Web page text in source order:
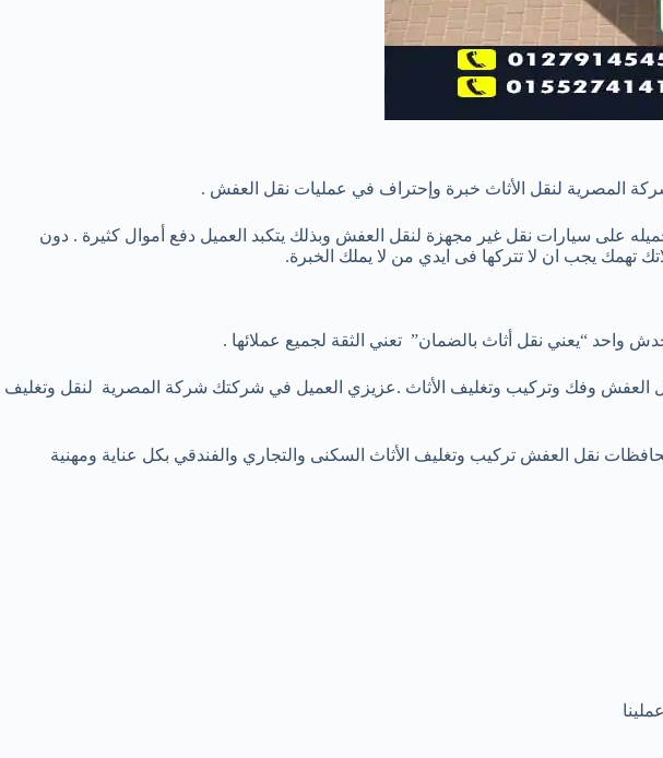
المصرية لنقل الأثاث خبرة وإحتراف في عمليات نقل العفش .
على سيارات نقل غير مجهزة لنقل العفش وبذلك يتكبد العميل دفع أموال كثيرة . دون
تهمك يجب ان ﻻ تتركها فى ايدي من ﻻ يملك الخبرة.
“يعني نقل أثاث بالضمان” تعني الثقة لجميع عملائها .
العفش وفك وتركيب وتغليف الأثاث .عزيزي العميل في شركتك شركة المصرية لنقل وتغليف
نقل العفش تركيب وتغليف الأثاث السكنى والتجاري والفندقي بكل عناية ومهنية